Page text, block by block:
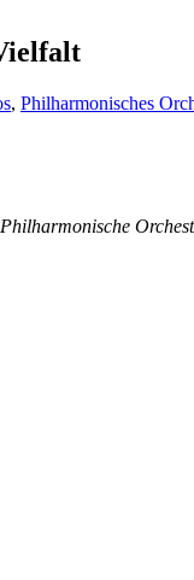
, Philharmonisches